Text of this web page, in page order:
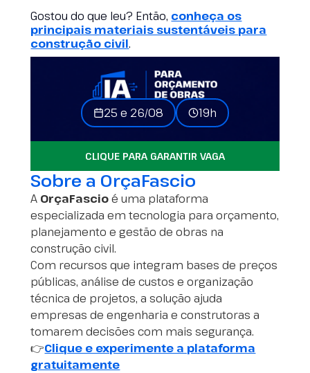
Gostou do que leu? Então, conheça os
principais materiais sustentáveis para
construção civil.
25 e 26/08 19h
CLIQUE PARA GARANTIR VAGA
Sobre a OrçaFascio
A OrçaFascioé uma plataforma
especializada em tecnologia para orçamento,
planejamento e gestão de obras na
construção civil.
Com recursos que integram bases de preços
públicas, análise de custos e organização
técnica de projetos, a solução ajuda
empresas de engenharia e construtoras a
tomarem decisões com mais segurança.
👉Clique e experimente a plataforma
gratuitamente